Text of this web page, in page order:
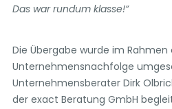
Das war rundum klasse!“
Die Übergabe wurde im
Unternehmensnachfolge
Unternehmensberater Dirk
der exact Beratung GmbH